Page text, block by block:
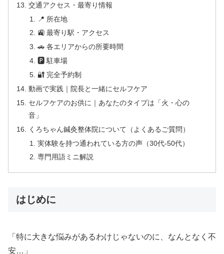
交通アクセス・最寄り情報
📍 所在地
🚉 最寄り駅・アクセス
🚗 各エリアからの所要時間
🅿 駐車場
🔐 完全予約制
動画で実践｜院長と一緒にセルフケア
セルフケアのお供に｜あなたのタイプは「火・心の
音」
くろちゃん鍼灸整体院について（よくあるご質問）
実体験を持つ通われている方の声（30代-50代）
専門用語ミニ解説
はじめに
「特に大きな悩みがあるわけじゃないのに、なんとなく不
安…」